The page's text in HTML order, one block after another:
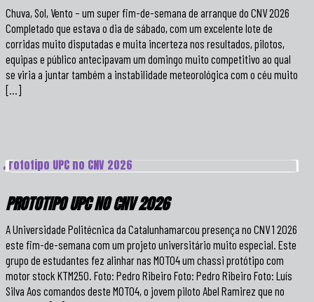
Chuva, Sol, Vento – um super fim-de-semana de arranque do CNV 2026
Completado que estava o dia de sábado, com um excelente lote de
corridas muito disputadas e muita incerteza nos resultados, pilotos,
equipas e público antecipavam um domingo muito competitivo ao qual
se viria a juntar também a instabilidade meteorológica com o céu muito
[…]
PROTOTIPO UPC NO CNV 2026
A Universidade Politécnica da Catalunhamarcou presença no CNV 1 2026
este fim-de-semana com um projeto universitário muito especial. Este
grupo de estudantes fez alinhar nas MOTO4 um chassi protótipo com
motor stock KTM250. Foto: Pedro Ribeiro Foto: Pedro Ribeiro Foto: Luís
Silva Aos comandos deste MOTO4, o jovem piloto Abel Ramirez que no